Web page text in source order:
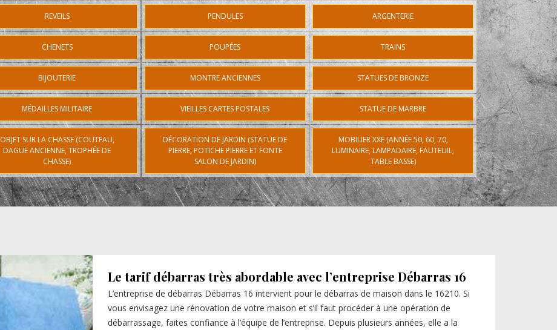
REVEILS PENDULES ARGENTERIE
CHENETS POUPÉES TRAINS
BIJOUTERIE MONTRE ANCIENNES STATUES DE BRONZE
MÉDAILLES MILITAIRE VIEILLES CARTES POSTALES STATUE DE MARBRE
OBJET SUR LA CHASSE (COUTEAU,
DAGUE ANCIENNE, TROPHÉE DE
CHASSE)
DÉCORATION DE JARDIN (STATUE DE
PIERRE, POTICHE PIERRE ET FONTE
SALON DE JARDIN)
MOBILIER XXE (ANNÉE 50, 60, 70,
LUMINAIRE, LAMPADAIRE, FAUTEUIL,
TABLE BASSE)
Le tarif débarras très abordable avec l’entreprise Débarras 16
L’entreprise de débarras Débarras 16 intervient pour le débarras de maison dans le 16210. Si
vous envisagez une rénovation de votre maison et s’il faut procéder à une opération de
débarrassage, faites confiance à l’équipe de l’entreprise. Depuis plusieurs années, elle a la